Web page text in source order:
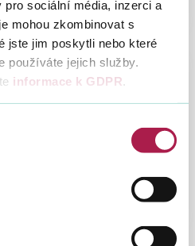
sociální média, inzerci a
mohou zkombinovat s
jste jim poskytli nebo které
používáte jejich služby.
informace k GDPR